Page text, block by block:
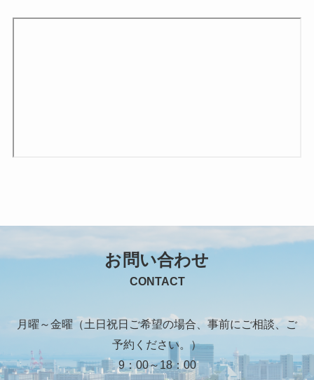
お問い合わせ
CONTACT
月曜～金曜（土日祝日ご希望の場合、事前にご相談、ご
予約ください。）
9：00～18：00